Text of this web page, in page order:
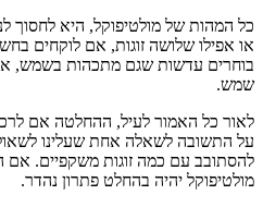
כל המהות של מולטיפוקל, היא לחסוך
או אפילו שלושה זוגות, אם לוקחים
בוחרים עדשות שגם מתכהות בשמש,
שמש.
לאור כל האמור לעיל, ההחלטה אם
על התשובה לשאלה אחת שעלינו
להסתובב עם כמה זוגות משקפיים.
מולטיפוקל יהיה בהחלט פתרון נהדר.